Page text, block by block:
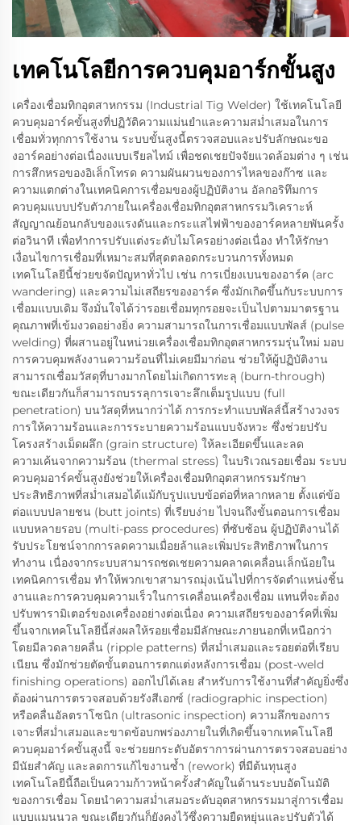
เทคโนโลยีการควบคุมอาร์กขั้นสูง
เครื่องเชื่อมทิกอุตสาหกรรม (Industrial Tig Welder) ใช้เทคโนโลยี
ควบคุมอาร์คขั้นสูงที่ปฏิวัติความแม่นยำและความสม่ำเสมอในการ
เชื่อมทั่วทุกการใช้งาน ระบบขั้นสูงนี้ตรวจสอบและปรับลักษณะขอ
งอาร์คอย่างต่อเนื่องแบบเรียลไทม์ เพื่อชดเชยปัจจัยแวดล้อมต่าง ๆ เช่น
การสึกหรอของอิเล็กโทรด ความผันผวนของการไหลของก๊าซ และ
ความแตกต่างในเทคนิคการเชื่อมของผู้ปฏิบัติงาน อัลกอริทึมการ
ควบคุมแบบปรับตัวภายในเครื่องเชื่อมทิกอุตสาหกรรมวิเคราะห์
สัญญาณย้อนกลับของแรงดันและกระแสไฟฟ้าของอาร์คหลายพันครั้ง
ต่อวินาที เพื่อทำการปรับแต่งระดับไมโครอย่างต่อเนื่อง ทำให้รักษา
เงื่อนไขการเชื่อมที่เหมาะสมที่สุดตลอดกระบวนการทั้งหมด
เทคโนโลยีนี้ช่วยขจัดปัญหาทั่วไป เช่น การเบี่ยงเบนของอาร์ค (arc
wandering) และความไม่เสถียรของอาร์ค ซึ่งมักเกิดขึ้นกับระบบการ
เชื่อมแบบเดิม จึงมั่นใจได้ว่ารอยเชื่อมทุกรอยจะเป็นไปตามมาตรฐาน
คุณภาพที่เข้มงวดอย่างยิ่ง ความสามารถในการเชื่อมแบบพัลส์ (pulse
welding) ที่ผสานอยู่ในหน่วยเครื่องเชื่อมทิกอุตสาหกรรมรุ่นใหม่ มอบ
การควบคุมพลังงานความร้อนที่ไม่เคยมีมาก่อน ช่วยให้ผู้ปฏิบัติงาน
สามารถเชื่อมวัสดุที่บางมากโดยไม่เกิดการทะลุ (burn-through)
ขณะเดียวกันก็สามารถบรรลุการเจาะลึกเต็มรูปแบบ (full
penetration) บนวัสดุที่หนากว่าได้ การกระทำแบบพัลส์นี้สร้างวงจร
การให้ความร้อนและการระบายความร้อนแบบจังหวะ ซึ่งช่วยปรับ
โครงสร้างเม็ดผลึก (grain structure) ให้ละเอียดขึ้นและลด
ความเค้นจากความร้อน (thermal stress) ในบริเวณรอยเชื่อม ระบบ
ควบคุมอาร์คขั้นสูงยังช่วยให้เครื่องเชื่อมทิกอุตสาหกรรมรักษา
ประสิทธิภาพที่สม่ำเสมอได้แม้กับรูปแบบข้อต่อที่หลากหลาย ตั้งแต่ข้อ
ต่อแบบปลายชน (butt joints) ที่เรียบง่าย ไปจนถึงขั้นตอนการเชื่อม
แบบหลายรอบ (multi-pass procedures) ที่ซับซ้อน ผู้ปฏิบัติงานได้
รับประโยชน์จากการลดความเมื่อยล้าและเพิ่มประสิทธิภาพในการ
ทำงาน เนื่องจากระบบสามารถชดเชยความคลาดเคลื่อนเล็กน้อยใน
เทคนิคการเชื่อม ทำให้พวกเขาสามารถมุ่งเน้นไปที่การจัดตำแหน่งชิ้น
งานและการควบคุมความเร็วในการเคลื่อนเครื่องเชื่อม แทนที่จะต้อง
ปรับพารามิเตอร์ของเครื่องอย่างต่อเนื่อง ความเสถียรของอาร์คที่เพิ่ม
ขึ้นจากเทคโนโลยีนี้ส่งผลให้รอยเชื่อมมีลักษณะภายนอกที่เหนือกว่า
โดยมีลวดลายคลื่น (ripple patterns) ที่สม่ำเสมอและรอยต่อที่เรียบ
เนียน ซึ่งมักช่วยตัดขั้นตอนการตกแต่งหลังการเชื่อม (post-weld
finishing operations) ออกไปได้เลย สำหรับการใช้งานที่สำคัญยิ่งซึ่ง
ต้องผ่านการตรวจสอบด้วยรังสีเอกซ์ (radiographic inspection)
หรือคลื่นอัลตราโซนิก (ultrasonic inspection) ความลึกของการ
เจาะที่สม่ำเสมอและขาดข้อบกพร่องภายในที่เกิดขึ้นจากเทคโนโลยี
ควบคุมอาร์คขั้นสูงนี้ จะช่วยยกระดับอัตราการผ่านการตรวจสอบอย่าง
มีนัยสำคัญ และลดการแก้ไขงานซ้ำ (rework) ที่มีต้นทุนสูง
เทคโนโลยีนี้ถือเป็นความก้าวหน้าครั้งสำคัญในด้านระบบอัตโนมัติ
ของการเชื่อม โดยนำความสม่ำเสมอระดับอุตสาหกรรมมาสู่การเชื่อม
แบบแมนนวล ขณะเดียวกันก็ยังคงไว้ซึ่งความยืดหยุ่นและปรับตัวได้